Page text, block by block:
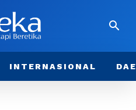
INTERNASIONAL